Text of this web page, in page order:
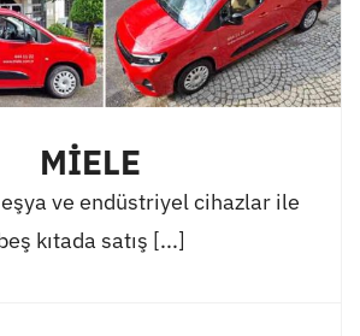
MİELE
ve endüstriyel cihazlar ile
kıtada satış [...]